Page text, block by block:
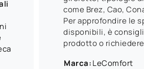
come Brez, Cao,
Per approfondire le
disponibili, è
prodotto o
Marca:LeComfort